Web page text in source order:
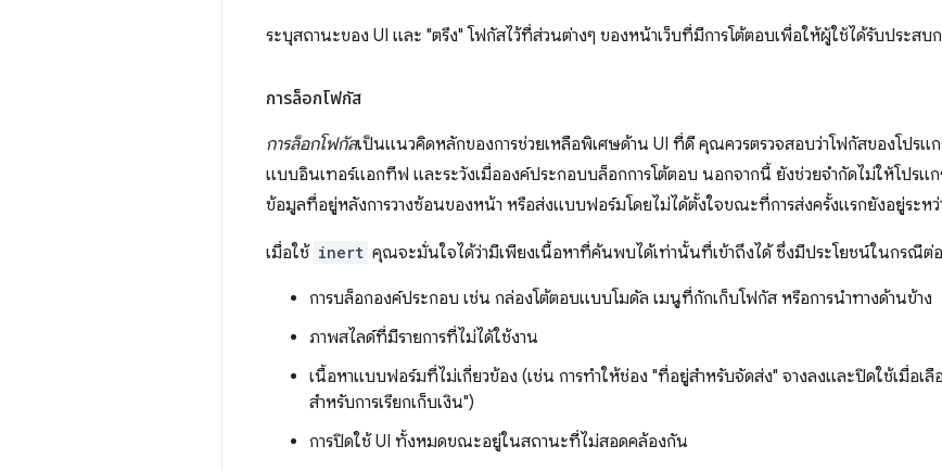
ระบุสถานะของ UI และ "ตรึง" โฟกัสไว้ที่ส่วนต่างๆ ของหน้าเว็บที่มีการโต้ตอบเพื่อให้ผู้ใช้ได้รับประส
การล็อกโฟกัส
การล็อกโฟกัสเป็นแนวคิดหลักของการช่วยเหลือพิเศษด้าน UI ที่ดี คุณควรตรวจสอบว่าโฟกัสของโปร
แบบอินเทอร์แอกทีฟ และระวังเมื่อองค์ประกอบบล็อกการโต้ตอบ นอกจากนี้ ยังช่วยจำกัดไม่ให้โปรแก
ข้อมูลที่อยู่หลังการวางซ้อนของหน้า หรือส่งแบบฟอร์มโดยไม่ได้ตั้งใจขณะที่การส่งครั้งแรกยังอยู่ระหว่
เมื่อใช้ inert คุณจะมั่นใจได้ว่ามีเพียงเนื้อหาที่ค้นพบได้เท่านั้นที่เข้าถึงได้ ซึ่งมีประโยชน์ในกรณีต่
การบล็อกองค์ประกอบ เช่น กล่องโต้ตอบแบบโมดัล เมนูที่กักเก็บโฟกัส หรือการนำทางด้านข้าง
ภาพสไลด์ที่มีรายการที่ไม่ได้ใช้งาน
เนื้อหาแบบฟอร์มที่ไม่เกี่ยวข้อง (เช่น การทำให้ช่อง "ที่อยู่สำหรับจัดส่ง" จางลงและปิดใช้เมื่อเ
สำหรับการเรียกเก็บเงิน")
การปิดใช้ UI ทั้งหมดขณะอยู่ในสถานะที่ไม่สอดคล้องกัน